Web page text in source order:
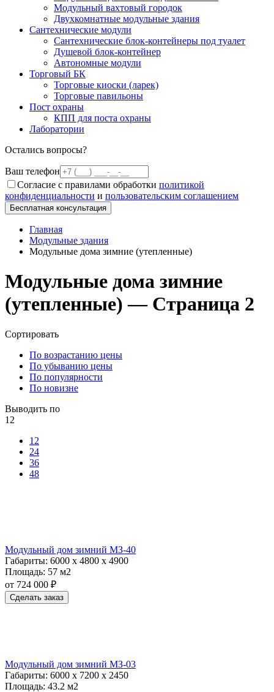
Модульный вахтовый городок
Двухкомнатные модульные здания
Сантехнические модули
Сантехнические блок-контейнеры под туалет
Душевой блок-контейнер
Автономные модули
Торговый БК
Торговые киоски (ларек)
Торговые павильоны
Пост охраны
КПП для поста охраны
Лаборатории
Остались вопросы?
Ваш телефон
Согласие с правилами обработки политикой
конфиденциальности и пользовательским соглашением
Бесплатная консультация
Главная
Модульные здания
Модульные дома зимние (утепленные)
Модульные дома зимние
(утепленные) — Страница 2
Сортировать
По возрастанию цены
По убыванию цены
По популярности
По новизне
Выводить по
12
12
24
36
48
Модульный дом зимний МЗ-40
Габариты: 6000 х 4800 х 4900
Площадь: 57 м2
от 724 000 ₽
Сделать заказ
Модульный дом зимний МЗ-03
Габариты: 6000 х 7200 х 2450
Площадь: 43.2 м2